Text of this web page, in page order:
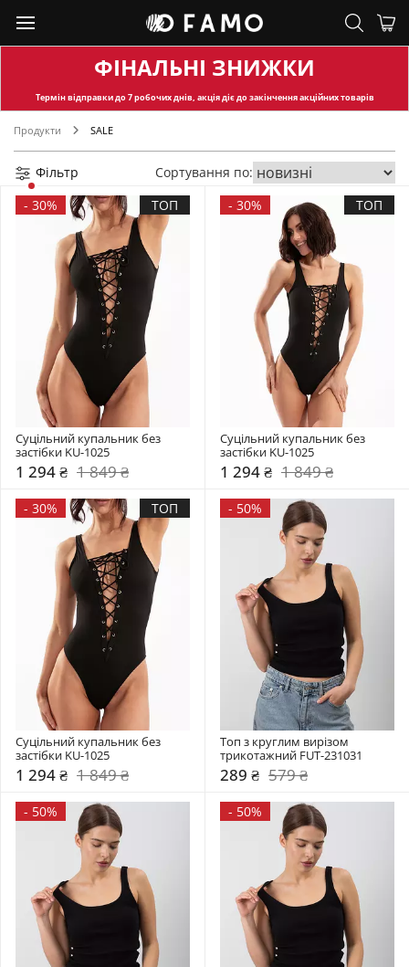
ФІНАЛЬНІ ЗНИЖКИ
Термін відправкидо 7 робочих днів, акція діє до закінчення акційних товарів
Продукти SALE
Фільтр
Сортування по:
- 30% ТОП
Суцільний купальник без
застібки KU-1025
1 294 ₴ 1 849 ₴
- 30% ТОП
Суцільний купальник без
застібки KU-1025
1 294 ₴ 1 849 ₴
- 30% ТОП
Суцільний купальник без
застібки KU-1025
1 294 ₴ 1 849 ₴
- 50%
Топ з круглим вирізом
трикотажний FUT-231031
289 ₴ 579 ₴
- 50% - 50%